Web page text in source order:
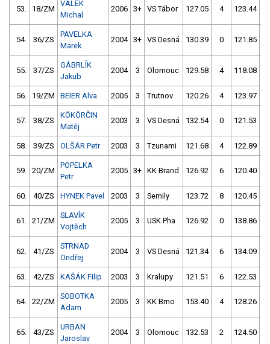
53. 18/ZM
VÁLEK
Michal
2006 3+ VS Tábor 127.05 4 123.44
54. 36/ZS
PAVELKA
Marek
2004 3+ VS Desná 130.39 0 121.85
55. 37/ZS
GÁBRLÍK
Jakub
2004 3 Olomouc 129.58 4 118.08
56. 19/ZM BEIER Alva 2005 3 Trutnov 120.26 4 123.97
57. 38/ZS
KÖKÖRČIN
Matěj
2003 3 VS Desná 132.54 0 121.53
58. 39/ZS OLŠÁR Petr 2003 3 Tzunami 121.68 4 122.89
59. 20/ZM
POPELKA
Petr
2005 3+ KK Brand 126.92 6 120.40
60. 40/ZS HYNEK Pavel 2003 3 Semily 123.72 8 120.45
61. 21/ZM
SLAVÍK
Vojtěch
2005 3 USK Pha 126.92 0 138.86
62. 41/ZS
STRNAD
Ondřej
2004 3 VS Desná 121.34 6 134.09
63. 42/ZS KAŠÁK Filip 2003 3 Kralupy 121.51 6 122.53
64. 22/ZM
SOBOTKA
Adam
2005 3 KK Brno 153.40 4 128.26
65. 43/ZS
URBAN
Jaroslav
2004 3 Olomouc 132.53 2 124.50